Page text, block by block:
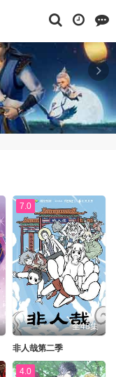
7.0
全48集
非人哉第二季
4.0